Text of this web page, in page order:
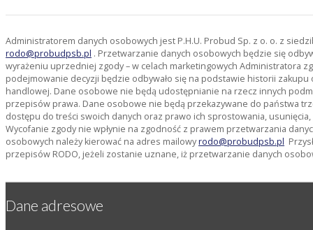
Administratorem danych osobowych jest P.H.U. Probud Sp. z o. o. z
rodo@probudpsb.pl . Przetwarzanie danych osobowych będzie się
wyrażeniu uprzedniej zgody – w celach marketingowych Administratora
podejmowanie decyzji będzie odbywało się na podstawie historii
handlowej. Dane osobowe nie będą udostępnianie na rzecz innych
przepisów prawa. Dane osobowe nie będą przekazywane do państwa
dostępu do treści swoich danych oraz prawo ich sprostowania,
Wycofanie zgody nie wpłynie na zgodność z prawem przetwarzania
osobowych należy kierować na adres mailowyrodo@probudpsb.pl
przepisów RODO, jeżeli zostanie uznane, iż przetwarzanie danych
Dane adresowe